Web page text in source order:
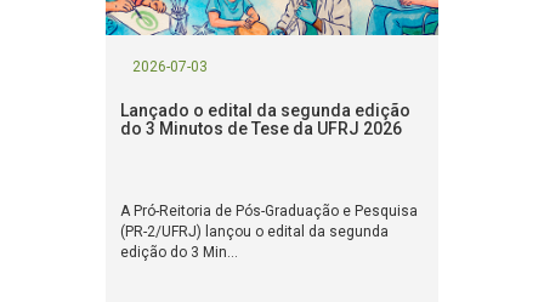
2026-07-03
Lançado o edital da segunda edição
do 3 Minutos de Tese da UFRJ 2026
A Pró-Reitoria de Pós-Graduação e Pesquisa
(PR-2/UFRJ) lançou o edital da segunda
edição do 3 Min...